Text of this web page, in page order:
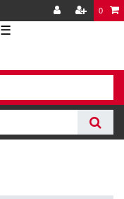
0
☰